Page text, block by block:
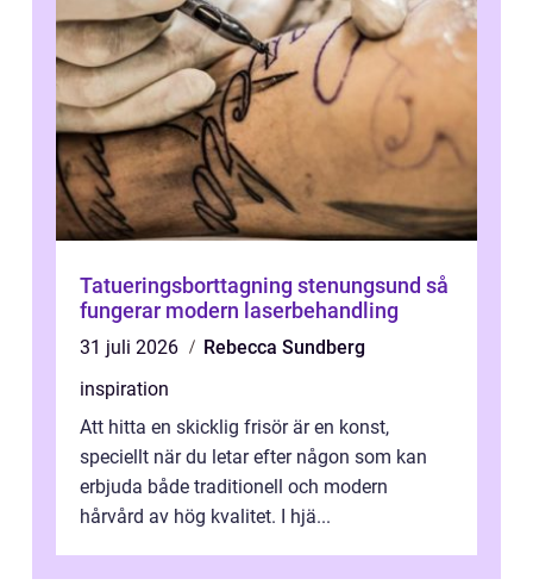
Tatueringsborttagning stenungsund så
fungerar modern laserbehandling
31 juli 2026
Rebecca Sundberg
inspiration
Att hitta en skicklig frisör är en konst,
speciellt när du letar efter någon som kan
erbjuda både traditionell och modern
hårvård av hög kvalitet. I hjä...